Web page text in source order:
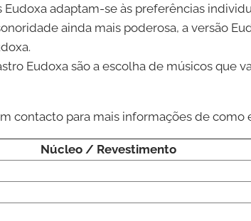
Eudoxa adaptam-se às preferências
ainda mais poderosa, a versão
Eudoxa são a escolha de músicos
contacto para mais informações de como
Núcleo / Revestimento